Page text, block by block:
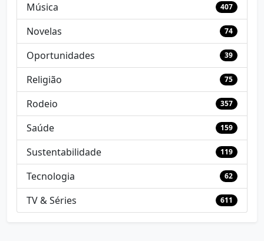
Música 407
Novelas 74
Oportunidades 39
Religião 75
Rodeio 357
Saúde 159
Sustentabilidade 119
Tecnologia 62
TV & Séries 611